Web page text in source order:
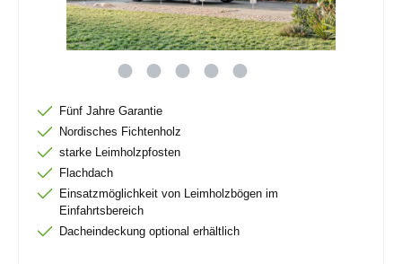
Fünf Jahre Garantie
Nordisches Fichtenholz
starke Leimholzpfosten
Flachdach
Einsatzmöglichkeit von Leimholzbögen im
Einfahrtsbereich
Dacheindeckung optional erhältlich